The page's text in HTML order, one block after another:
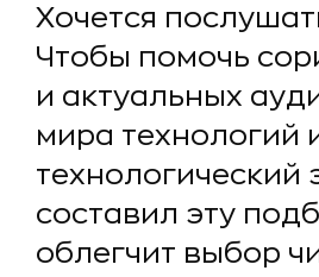
Хочется
Чтобы помочь
и актуальных
мира технологий
технологический
составил эту
облегчит выбор